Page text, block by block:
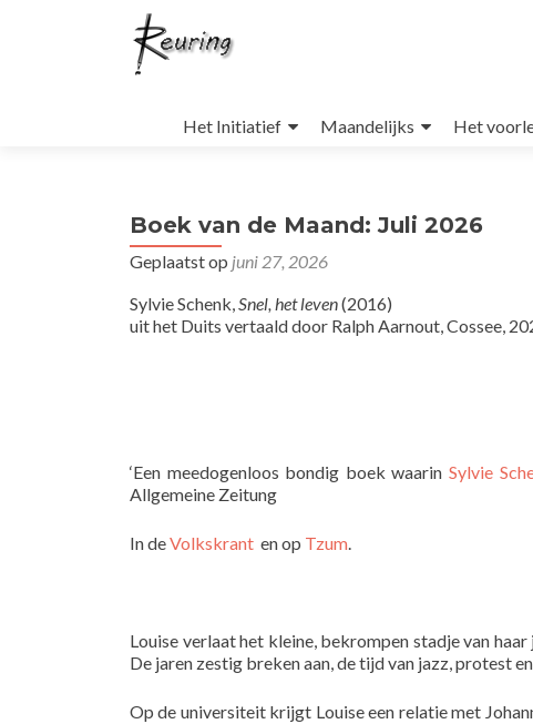
de
Het Initiatief Maandelijks Het
Boek van de Maand: Juli 2026
Geplaatst op juni 27, 2026
Sylvie Schenk,Snel, het leven(2016)
uit het Duits vertaald door Ralph Aarnout, Cossee,
‘Een meedogenloos bondig boek waarin Sylvie
Allgemeine Zeitung
In deVolkskrant en op Tzum.
Louise verlaat het kleine, bekrompen stadje van
De jaren zestig breken aan, de tijd van jazz, protest
Op de universiteit krijgt Louise een relatie met